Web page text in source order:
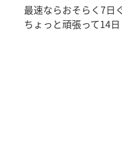
最速ならおそらく7日
ちょっと頑張って14